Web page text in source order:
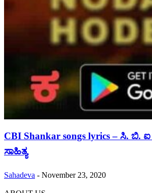
CBI Shankar songs lyrics – ಸಿ. ಬಿ.
ಸಾಹಿತ್ಯ
Sahadeva - November 23, 2020